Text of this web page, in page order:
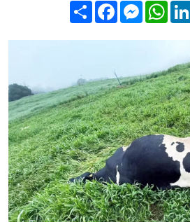
Compartilhar
Facebook